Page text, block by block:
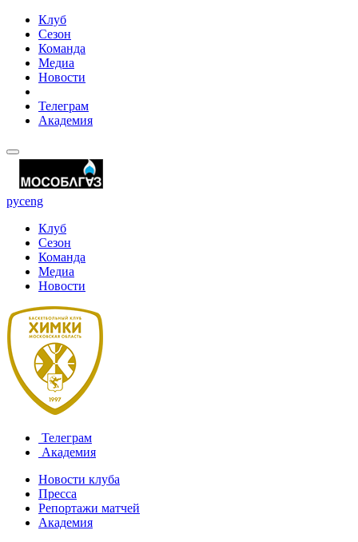
Клуб
Сезон
Команда
Медиа
Новости
Телеграм
Академия
русeng
Клуб
Сезон
Команда
Медиа
Новости
Телеграм
Академия
Новости клуба
Пресса
Репортажи матчей
Академия